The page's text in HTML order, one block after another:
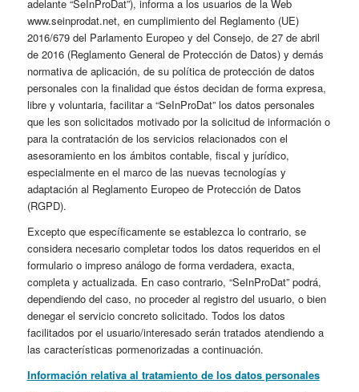
adelante “SeInProDat”), informa a los usuarios de la Web
www.seinprodat.net, en cumplimiento del Reglamento (UE)
2016/679 del Parlamento Europeo y del Consejo, de 27 de abril
de 2016 (Reglamento General de Protección de Datos) y demás
normativa de aplicación, de su política de protección de datos
personales con la finalidad que éstos decidan de forma expresa,
libre y voluntaria, facilitar a “SeInProDat” los datos personales
que les son solicitados motivado por la solicitud de información o
para la contratación de los servicios relacionados con el
asesoramiento en los ámbitos contable, fiscal y jurídico,
especialmente en el marco de las nuevas tecnologías y
adaptación al Reglamento Europeo de Protección de Datos
(RGPD).
Excepto que específicamente se establezca lo contrario, se
considera necesario completar todos los datos requeridos en el
formulario o impreso análogo de forma verdadera, exacta,
completa y actualizada. En caso contrario, “SeInProDat” podrá,
dependiendo del caso, no proceder al registro del usuario, o bien
denegar el servicio concreto solicitado. Todos los datos
facilitados por el usuario/interesado serán tratados atendiendo a
las características pormenorizadas a continuación.
Información relativa al tratamiento de los datos personales